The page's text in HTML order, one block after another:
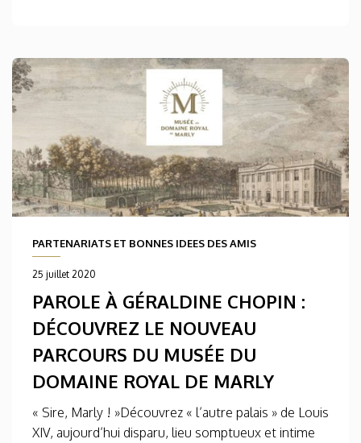
PARTENARIATS ET BONNES IDEES DES AMIS
25 juillet 2020
PAROLE À GÉRALDINE CHOPIN :
DÉCOUVREZ LE NOUVEAU
PARCOURS DU MUSÉE DU
DOMAINE ROYAL DE MARLY
« Sire, Marly ! »Découvrez « l’autre palais » de Louis
XIV, aujourd’hui disparu, lieu somptueux et intime